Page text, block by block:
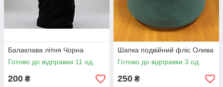
Балаклава літня Чорна
Готово до відправки 11 од.
200 ₴
Шапка подвійний фліс Олива
Готово до відправки 3 од.
250 ₴